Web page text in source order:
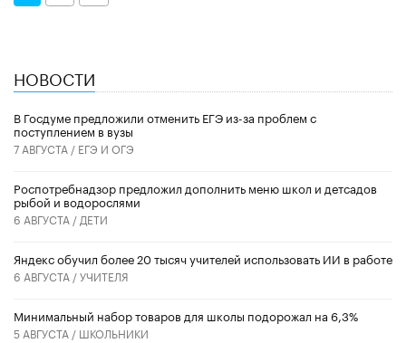
НОВОСТИ
В Госдуме предложили отменить ЕГЭ из-за проблем с
поступлением в вузы
7 АВГУСТА / ЕГЭ И ОГЭ
Роспотребнадзор предложил дополнить меню школ и детсадов
рыбой и водорослями
6 АВГУСТА / ДЕТИ
​Яндекс обучил более 20 тысяч учителей использовать ИИ в работе
6 АВГУСТА /УЧИТЕЛЯ
Минимальный набор товаров для школы подорожал на 6,3%
5 АВГУСТА / ШКОЛЬНИКИ